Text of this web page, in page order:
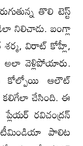
తొలి టెస్ట్
నిలిచాడు. బంగ్లా
విరాట్ కోహ్లీ,
వెళ్లిపోయారు.
కోల్పోయి ఆలౌట్
కలిగేలా చేసింది. ఈ
రవిచంద్రన్
పాలిట